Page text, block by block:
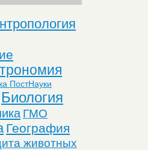
ПостНауки
Биология
ГМО
География
животных